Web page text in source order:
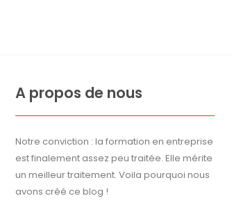
A propos de nous
Notre conviction : la formation en entreprise
est finalement assez peu traitée. Elle mérite
un meilleur traitement. Voila pourquoi nous
avons créé ce blog !